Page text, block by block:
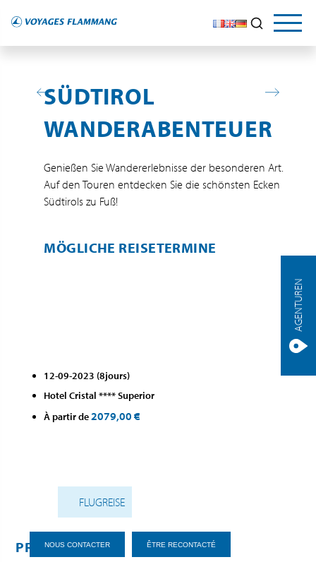
AGENTUREN
SÜDTIROL
WANDERABENTEUER
Genießen Sie Wandererlebnisse der besonderen Art.
Auf den Touren entdecken Sie die schönsten Ecken
Südtirols zu Fuß!
MÖGLICHE REISETERMINE
12-09-2023 (8jours)
Hotel Cristal **** Superior
À partir de2079,00 €
FLUGREISE
NOUS CONTACTER ÊTRE RECONTACTÉ
PRESTATIONS